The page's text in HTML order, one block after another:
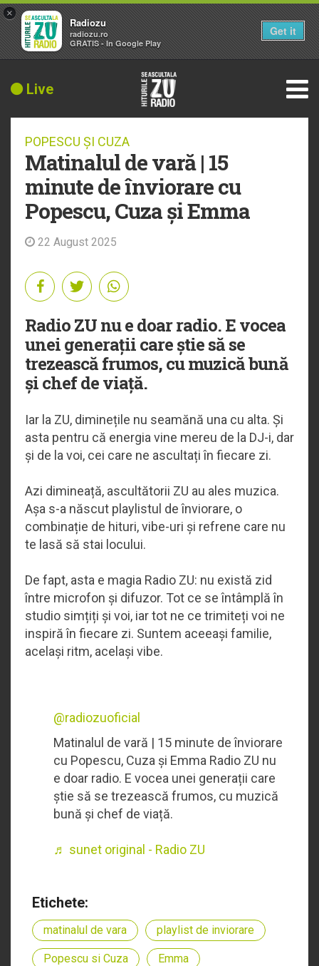
Live
POPESCU ȘI CUZA
Matinalul de vară | 15
minute de înviorare cu
Popescu, Cuza și Emma
22 August 2025
Radio ZU nu e doar radio. E vocea
unei generații care știe să se
trezească frumos, cu muzică bună
și chef de viață.
Iar la ZU, diminețile nu seamănă una cu alta. Și
asta pentru că energia vine mereu de la DJ-i, dar
și de la voi, cei care ne ascultați în fiecare zi.
Azi dimineață, ascultătorii ZU au ales muzica.
Așa s-a născut playlistul de înviorare, o
combinație de hituri, vibe-uri și refrene care nu
te lasă să stai locului.
De fapt, asta e magia Radio ZU: nu există zid
între microfon și difuzor. Tot ce se întâmplă în
studio simțiți și voi, iar tot ne ce trimiteți voi ne
inspiră în fiecare zi. Suntem aceeași familie,
același ritm, același vibe.
@radiozuoficial
Matinalul de vară | 15 minute de înviorare
cu Popescu, Cuza și Emma Radio ZU nu
e doar radio. E vocea unei generații care
știe să se trezească frumos, cu muzică
bună și chef de viață.
♬ sunet original - Radio ZU
Etichete:
matinalul de vara playlist de inviorare
Popescu si Cuza Emma
×
Radiozu
radiozu.ro
GRATIS - In Google Play
Get it